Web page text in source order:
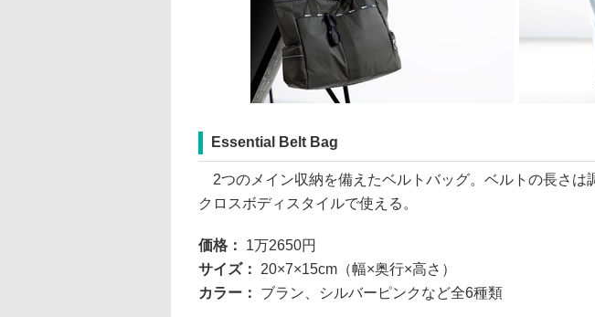
Essential Belt Bag
2つのメイン収納を備えたベルトバッグ。ベルトの長さは
クロスボディスタイルで使える。
価格： 1万2650円
サイズ： 20×7×15cm（幅×奥行×高さ）
カラー： ブラン、シルバーピンクなど全6種類